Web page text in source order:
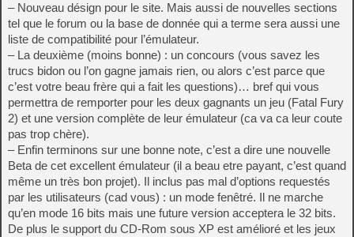
– Nouveau désign pour le site. Mais aussi de nouvelles sections
tel que le forum ou la base de donnée qui a terme sera aussi une
liste de compatibilité pour l’émulateur.
– La deuxième (moins bonne) : un concours (vous savez les
trucs bidon ou l’on gagne jamais rien, ou alors c’est parce que
c’est votre beau frère qui a fait les questions)… bref qui vous
permettra de remporter pour les deux gagnants un jeu (Fatal Fury
2) et une version complète de leur émulateur (ca va ca leur coute
pas trop chère).
– Enfin terminons sur une bonne note, c’est a dire une nouvelle
Beta de cet excellent émulateur (il a beau etre payant, c’est quand
même un très bon projet). Il inclus pas mal d’options requestés
par les utilisateurs (cad vous) : un mode fenêtré. Il ne marche
qu’en mode 16 bits mais une future version acceptera le 32 bits.
De plus le support du CD-Rom sous XP est amélioré et les jeux